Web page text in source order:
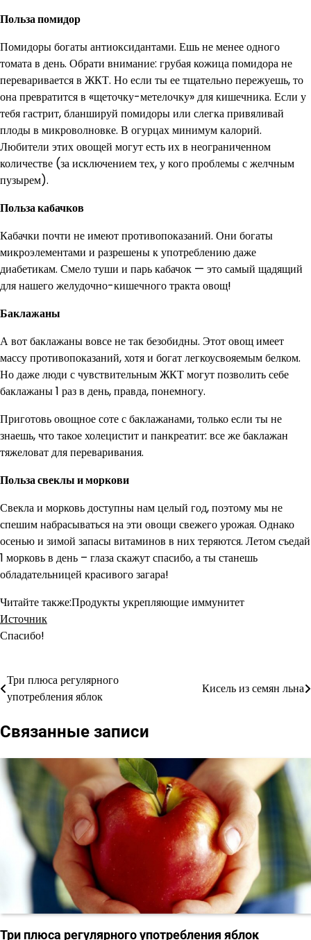
Польза помидор
Помидоры богаты антиоксидантами. Ешь не менее одного
томата в день. Обрати внимание: грубая кожица помидора не
переваривается в ЖКТ. Но если ты ее тщательно пережуешь, то
она превратится в «щеточку-метелочку» для кишечника. Если у
тебя гастрит, бланшируй помидоры или слегка привяливай
плоды в микроволновке. В огурцах минимум калорий.
Любители этих овощей могут есть их в неограниченном
количестве (за исключением тех, у кого проблемы с желчным
пузырем).
Польза кабачков
Кабачки почти не имеют противопоказаний. Они богаты
микроэлементами и разрешены к употреблению даже
диабетикам. Смело туши и парь кабачок — это самый щадящий
для нашего желудочно-кишечного тракта овощ!
Баклажаны
А вот баклажаны вовсе не так безобидны. Этот овощ имеет
массу противопоказаний, хотя и богат легкоусвояемым белком.
Но даже люди с чувствительным ЖКТ могут позволить себе
баклажаны 1 раз в день, правда, понемногу.
Приготовь овощное соте с баклажанами, только если ты не
знаешь, что такое холецистит и панкреатит: все же баклажан
тяжеловат для переваривания.
Польза свеклы и моркови
Свекла и морковь доступны нам целый год, поэтому мы не
спешим набрасываться на эти овощи свежего урожая. Однако
осенью и зимой запасы витаминов в них теряются. Летом съедай
1 морковь в день – глаза скажут спасибо, а ты станешь
обладательницей красивого загара!
Читайте также:Продукты укрепляющие иммунитет
Источник
Спасибо!
Навигация
по
записям
Три плюса регулярного
употребления яблок
Кисель из семян льна
Связанные записи
Три плюса регулярного употребления яблок